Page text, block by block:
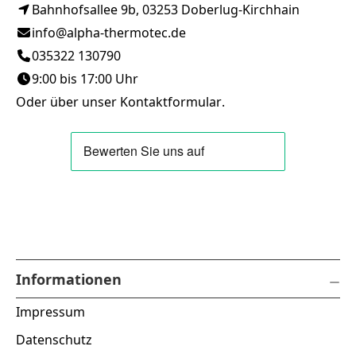
Bahnhofsallee 9b, 03253 Doberlug-Kirchhain
info@alpha-thermotec.de
035322 130790
9:00 bis 17:00 Uhr
Oder über unser Kontaktformular.
Informationen
Impressum
Datenschutz